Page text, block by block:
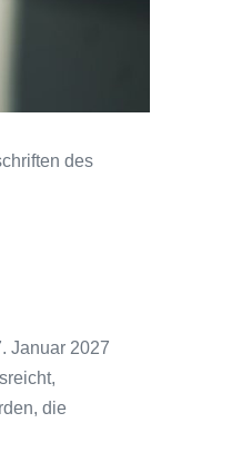
des
Januar 2027
die